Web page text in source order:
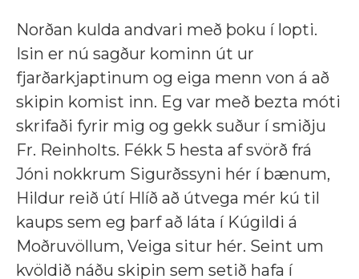
Norðan kulda andvari með þoku í lopti.
Isin er nú sagður kominn út ur
fjarðarkjaptinum og eiga menn von á að
skipin komist inn. Eg var með bezta móti
skrifaði fyrir mig og gekk suður í smiðju
Fr. Reinholts. Fékk 5 hesta af svörð frá
Jóni nokkrum Sigurðssyni hér í bænum,
Hildur reið útí Hlíð að útvega mér kú til
kaups sem eg þarf að láta í Kúgildi á
Moðruvöllum, Veiga situr hér. Seint um
kvöldið náðu skipin sem setið hafa í